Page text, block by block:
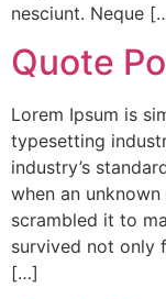
nesciunt. Neque
Quote
Lorem Ipsum is
typesetting
industry’s
when an
scrambled it to
survived not only
[…]